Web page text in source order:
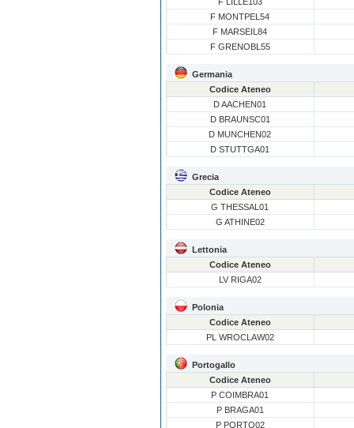
F MONTPEL54
F MARSEIL84
F GRENOBL55
Germania
Codice Ateneo
D AACHEN01
D BRAUNSC01
D MUNCHEN02
D STUTTGA01
Grecia
Codice Ateneo
G THESSAL01
G ATHINE02
Lettonia
Codice Ateneo
LV RIGA02
Polonia
Codice Ateneo
PL WROCLAW02
Portogallo
Codice Ateneo
P COIMBRA01
P BRAGA01
P PORTO02